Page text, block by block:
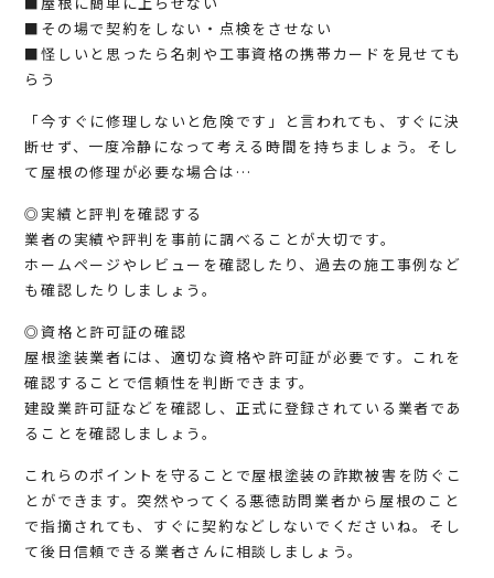
■その場で契約をしない・点検をさせない
■怪しいと思ったら名刺や工事資格の携帯カードを見せても
らう
「今すぐに修理しないと危険です」と言われても、すぐに決
断せず、一度冷静になって考える時間を持ちましょう。そし
て屋根の修理が必要な場合は…
◎実績と評判を確認する
業者の実績や評判を事前に調べることが大切です。
ホームページやレビューを確認したり、過去の施工事例など
も確認したりしましょう。
◎資格と許可証の確認
屋根塗装業者には、適切な資格や許可証が必要です。これを
確認することで信頼性を判断できます。
建設業許可証などを確認し、正式に登録されている業者であ
ることを確認しましょう。
これらのポイントを守ることで屋根塗装の詐欺被害を防ぐこ
とができます。突然やってくる悪徳訪問業者から屋根のこと
で指摘されても、すぐに契約などしないでくださいね。そし
て後日信頼できる業者さんに相談しましょう。